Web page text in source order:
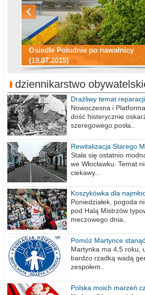
Osiedle Południe po nawałnicy
(19.07.2015)
Wizytówka Włocławka
polowanie wigilijne 2014
dziennikarstwo
Drażliwy temat
berlińska
Nowoczesna i
dość histerycznie
szeregowego posła..
Rewitalizacja Starego
Stała się ostatnio
we Włocławku. Temat
ciekawy...
Koszykówka dla
Poniedziałek, pogoda
pod Halą Mistrzów
meczowego dnia..
Pomóż Martynce
Martynka ma 4,5 roku,
bardzo rzadką wadą
zespołem..
Polska moich marzeń